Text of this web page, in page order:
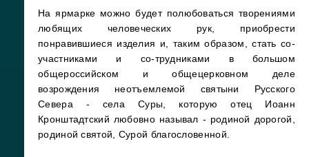
На ярмарке можно будет полюбоваться творениями
любящих человеческих рук, приобрести
понравившиеся изделия и, таким образом, стать со-
участниками и со-трудниками в большом
общероссийском и общецерковном деле
возрождения неотъемлемой святыни Русского
Севера - села Суры, которую отец Иоанн
Кронштадтский любовно называл - родиной дорогой,
родиной святой, Сурой благословенной.